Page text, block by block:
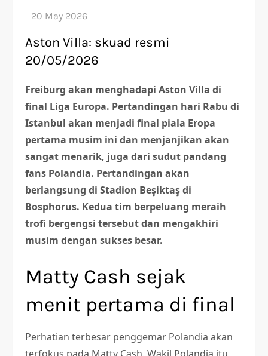
Aston Villa: skuad resmi
20/05/2026
Freiburg akan menghadapi Aston Villa di
final Liga Europa. Pertandingan hari Rabu di
Istanbul akan menjadi final piala Eropa
pertama musim ini dan menjanjikan akan
sangat menarik, juga dari sudut pandang
fans Polandia. Pertandingan akan
berlangsung di Stadion Beşiktaş di
Bosphorus. Kedua tim berpeluang meraih
trofi bergengsi tersebut dan mengakhiri
musim dengan sukses besar.
Matty Cash sejak
menit pertama di final
Perhatian terbesar penggemar Polandia akan